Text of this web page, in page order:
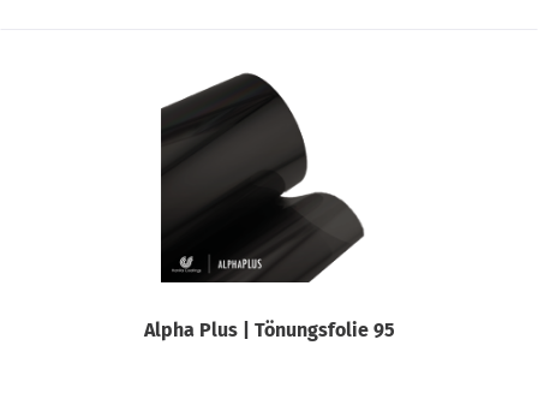
Alpha Plus | Tönungsfolie 95